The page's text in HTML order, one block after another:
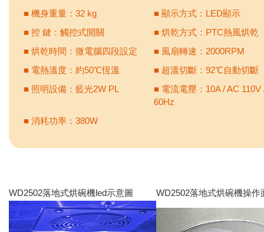
■ 機身重量：32 kg
■ 顯示方式：LED顯示
■ 控 鍵：觸控式開關
■ 烘乾方式：PTC熱風烘乾
■ 烘乾時間：微電腦四段設定
■ 風扇轉速：2000RPM
■ 電熱溫度：約50℃恆溫
■ 超溫切斷：92℃自動切斷
■ 照明設備：藍光2W PL
■ 電流電壓：10A / AC 110V
60Hz
■ 消耗功率：380W
WD2502落地式烘碗機led示意圖 WD2502落地式烘碗機操作